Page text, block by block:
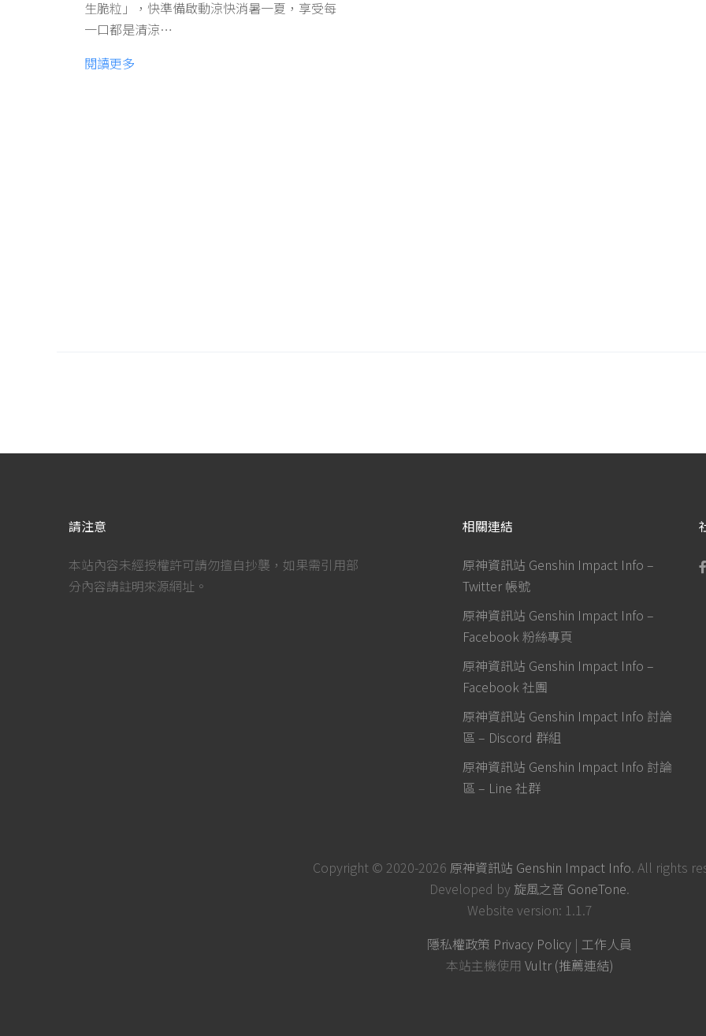
生脆粒」，快準備啟動涼快消暑一夏，享受每
一口都是清涼…
閱讀更多
請注意
本站內容未經授權許可請勿擅自抄襲，如果需引用部
分內容請註明來源網址。
相關連結
原神資訊站 Genshin Impact Info –
Twitter 帳號
原神資訊站 Genshin Impact Info –
Facebook 粉絲專頁
原神資訊站 Genshin Impact Info –
Facebook 社團
原神資訊站 Genshin Impact Info 討論
區 – Discord 群組
原神資訊站 Genshin Impact Info 討論
區 – Line 社群
Copyright © 2020-2026 原神資訊站 Genshin Impact Info. All rights
Developed by 旋風之音 GoneTone.
Website version: 1.1.7
隱私權政策 Privacy Policy | 工作人員
本站主機使用 Vultr (推薦連結)